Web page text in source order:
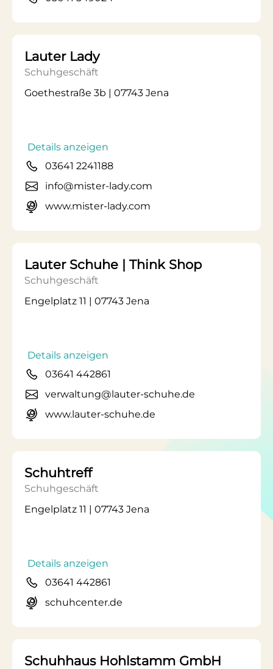
Lauter Lady
Schuhgeschäft
Goethestraße 3b | 07743 Jena
Details anzeigen
03641 2241188
info@mister-lady.com
www.mister-lady.com
Lauter Schuhe | Think Shop
Schuhgeschäft
Engelplatz 11 | 07743 Jena
Details anzeigen
03641 442861
verwaltung@lauter-schuhe.de
www.lauter-schuhe.de
Schuhtreff
Schuhgeschäft
Engelplatz 11 | 07743 Jena
Details anzeigen
03641 442861
schuhcenter.de
Schuhhaus Hohlstamm GmbH